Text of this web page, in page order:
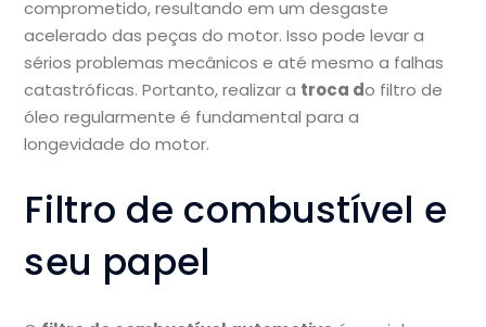
comprometido, resultando em um desgaste
acelerado das peças do motor. Isso pode levar a
sérios problemas mecânicos e até mesmo a falhas
catastróficas. Portanto, realizar a troca do filtro de
óleo regularmente é fundamental para a
longevidade do motor.
Filtro de combustível e
seu papel